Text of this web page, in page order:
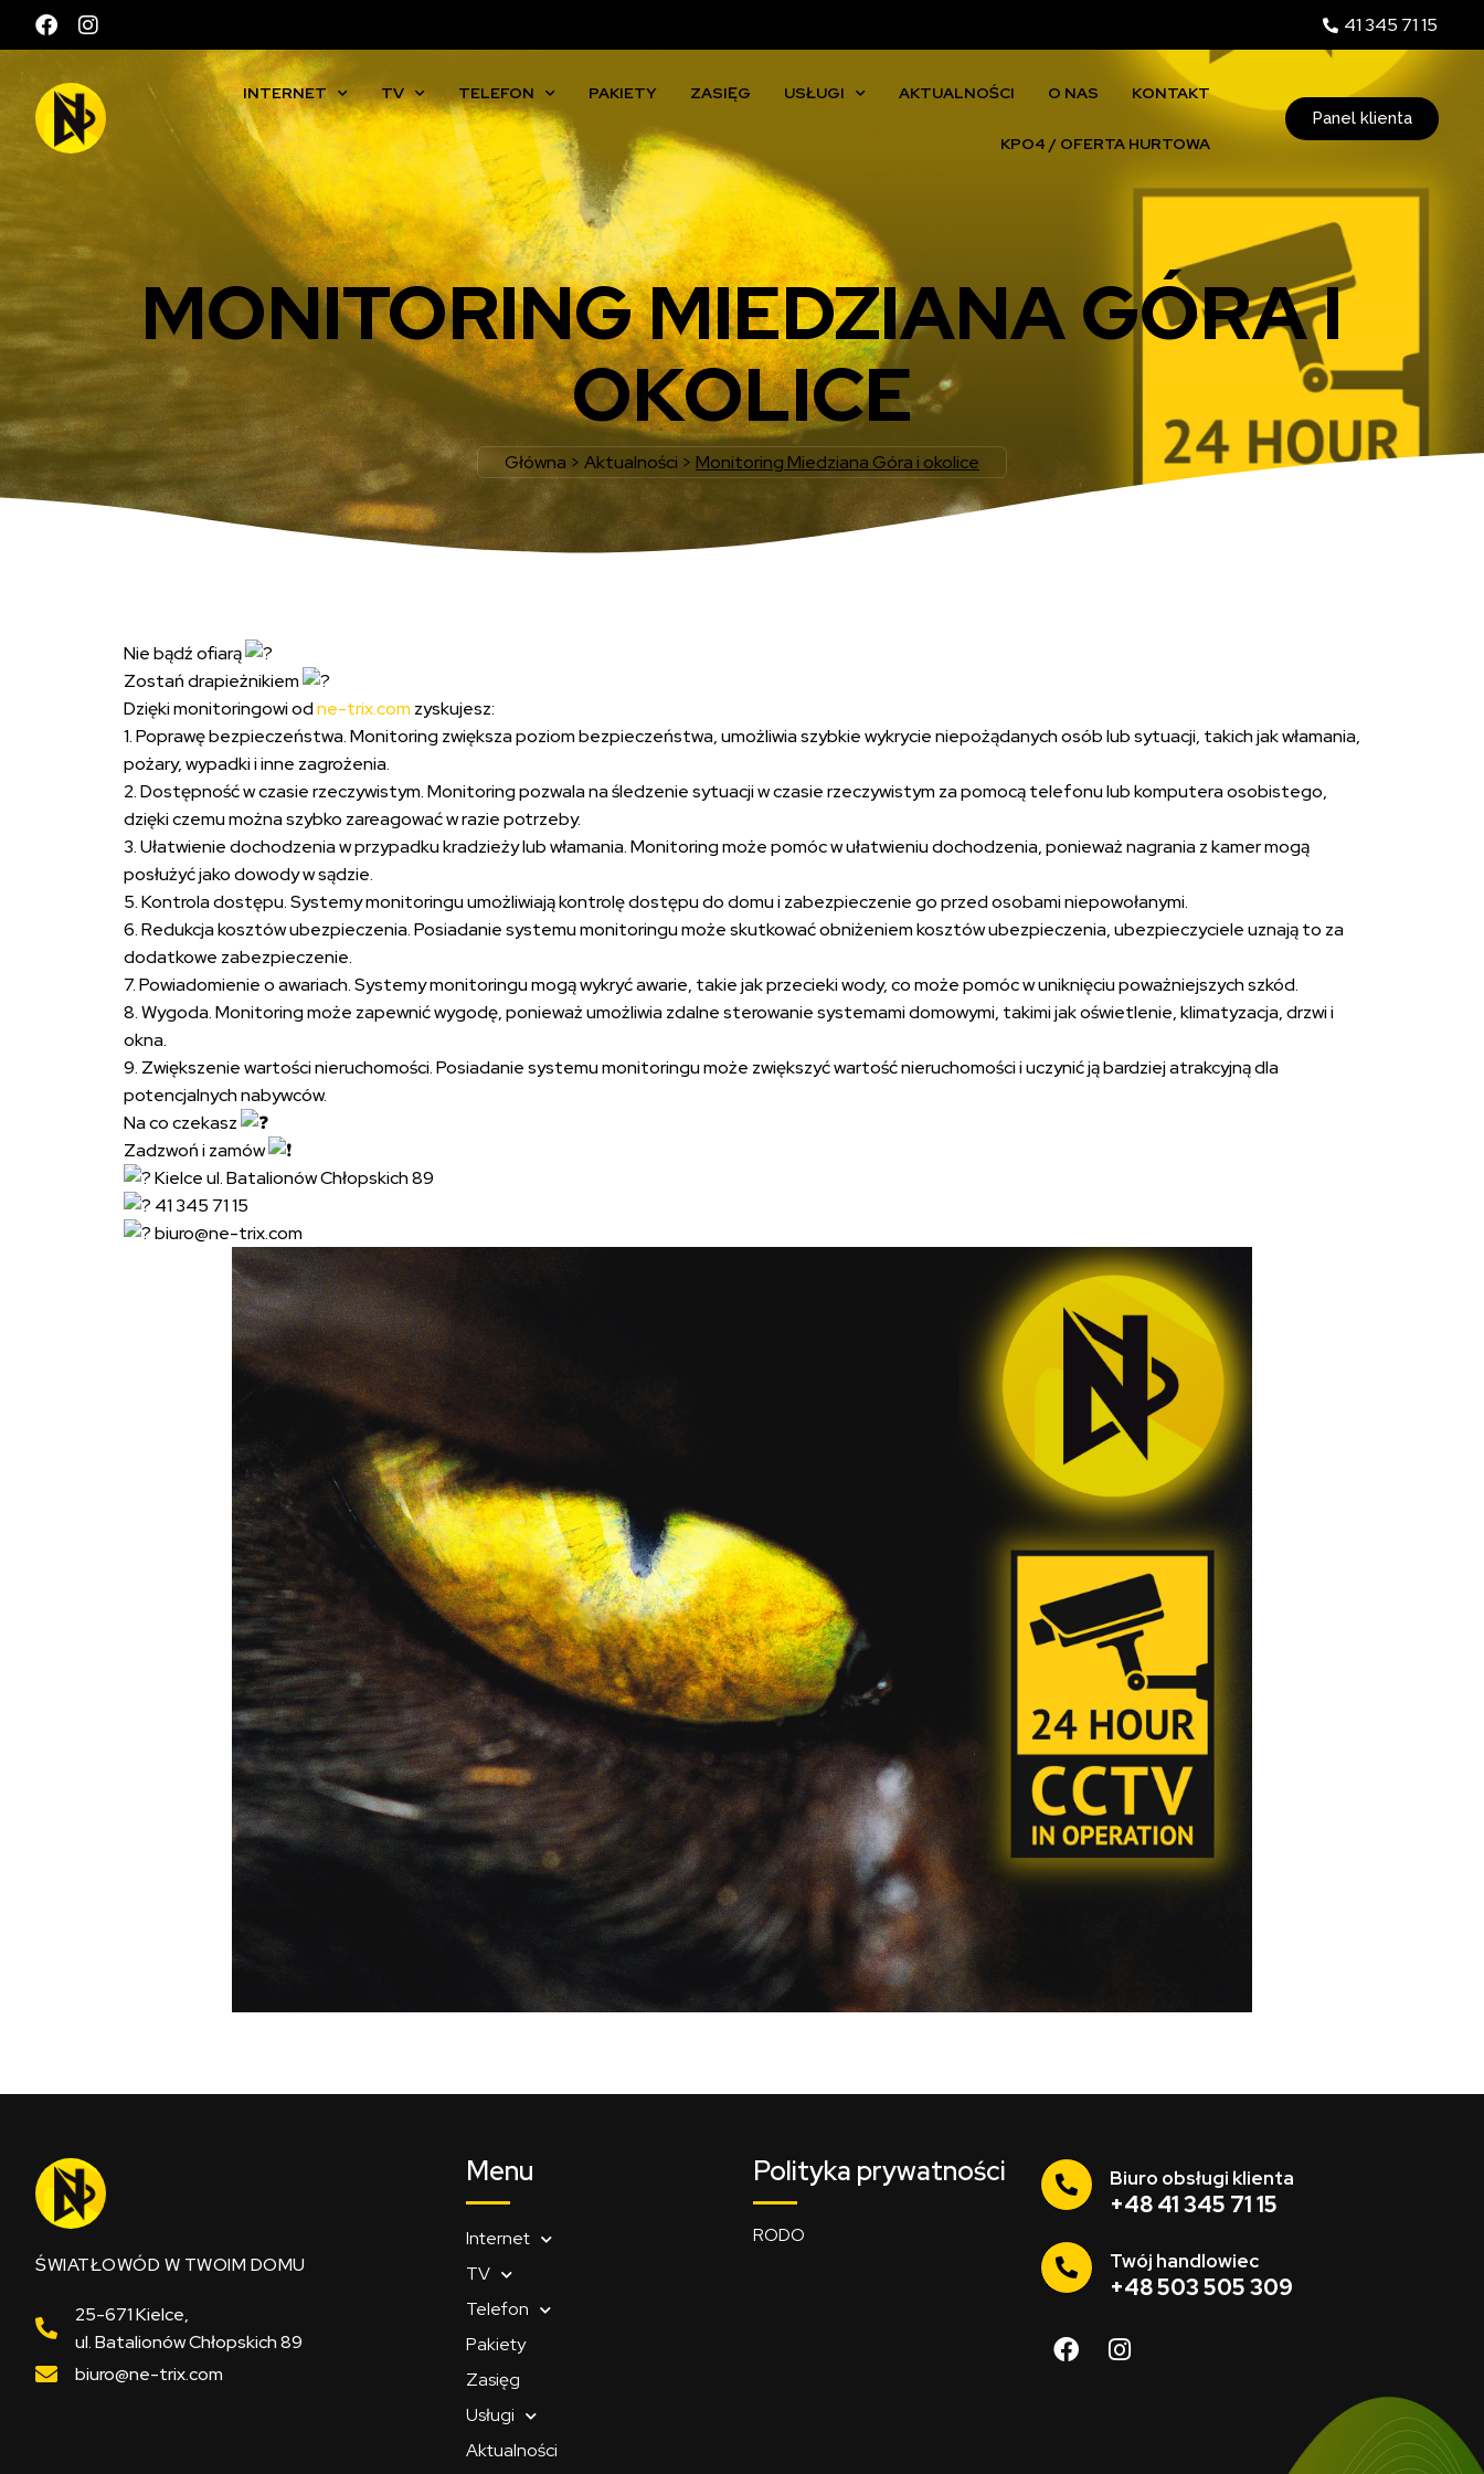
41 345 71 15
INTERNET TV TELEFON PAKIETY ZASIĘG USŁUGI AKTUALNOŚCI O NAS KONTAKT
KPO4 / OFERTA HURTOWA
Panel klienta
MONITORING MIEDZIANA GÓRA I
OKOLICE
Główna > Aktualności > Monitoring Miedziana Góra i okolice
Nie bądź ofiarą
Zostań drapieżnikiem
Dzięki monitoringowi odne-trix.com zyskujesz:
1. Poprawę bezpieczeństwa. Monitoring zwiększa poziom bezpieczeństwa, umożliwia szybkie wykrycie niepożądanych osób lub sytuacji, takich jak włamania,
pożary, wypadki i inne zagrożenia.
2. Dostępność w czasie rzeczywistym. Monitoring pozwala na śledzenie sytuacji w czasie rzeczywistym za pomocą telefonu lub komputera osobistego,
dzięki czemu można szybko zareagować w razie potrzeby.
3. Ułatwienie dochodzenia w przypadku kradzieży lub włamania. Monitoring może pomóc w ułatwieniu dochodzenia, ponieważ nagrania z kamer mogą
posłużyć jako dowody w sądzie.
5. Kontrola dostępu. Systemy monitoringu umożliwiają kontrolę dostępu do domu i zabezpieczenie go przed osobami niepowołanymi.
6. Redukcja kosztów ubezpieczenia. Posiadanie systemu monitoringu może skutkować obniżeniem kosztów ubezpieczenia, ubezpieczyciele uznają to za
dodatkowe zabezpieczenie.
7. Powiadomienie o awariach. Systemy monitoringu mogą wykryć awarie, takie jak przecieki wody, co może pomóc w uniknięciu poważniejszych szkód.
8. Wygoda. Monitoring może zapewnić wygodę, ponieważ umożliwia zdalne sterowanie systemami domowymi, takimi jak oświetlenie, klimatyzacja, drzwi i
okna.
9. Zwiększenie wartości nieruchomości. Posiadanie systemu monitoringu może zwiększyć wartość nieruchomości i uczynić ją bardziej atrakcyjną dla
potencjalnych nabywców.
Na co czekasz
Zadzwoń i zamów
Kielce ul. Batalionów Chłopskich 89
41 345 71 15
biuro@ne-trix.com
ŚWIATŁOWÓD W TWOIM DOMU
25-671 Kielce,
ul. Batalionów Chłopskich 89
biuro@ne-trix.com
Menu
Internet
TV
Telefon
Pakiety
Zasięg
Usługi
Aktualności
Polityka prywatności
RODO
Biuro obsługi klienta
+48 41 345 71 15
Twój handlowiec
+48 503 505 309